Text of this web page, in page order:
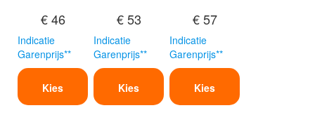
€ 46
Indicatie
Garenprijs**
Kies
€ 53
Indicatie
Garenprijs**
Kies
€ 57
Indicatie
Garenprijs**
Kies